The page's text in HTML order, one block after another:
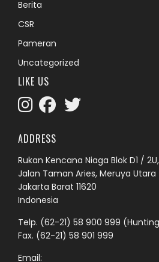
Berita
CSR
Pameran
Uncategorized
LIKE US
ADDRESS
Rukan Kencana Niaga Blok D1 /
Jalan Taman Aries, Meruya Utara
Jakarta Barat 11620
Indonesia
Telp. (62-21) 58 900 999
Fax. (62-21) 58 901 999
Email: